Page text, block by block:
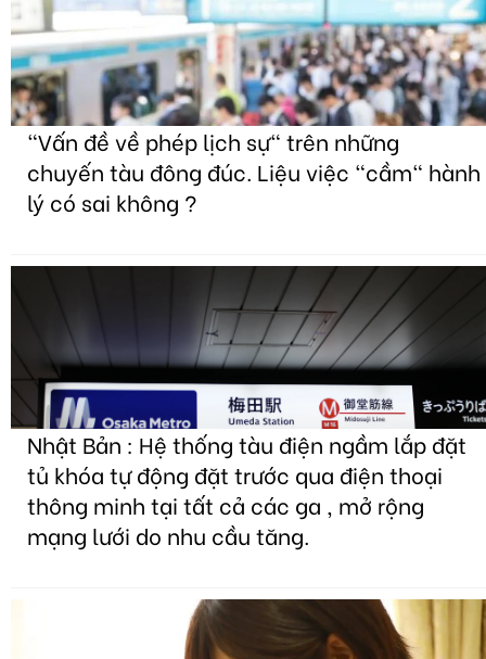
"Vấn đề về phép lịch sự" trên những
chuyến tàu đông đúc. Liệu việc "cầm" hành
lý có sai không ?
Nhật Bản : Hệ thống tàu điện ngầm lắp đặt
tủ khóa tự động đặt trước qua điện thoại
thông minh tại tất cả các ga , mở rộng
mạng lưới do nhu cầu tăng.